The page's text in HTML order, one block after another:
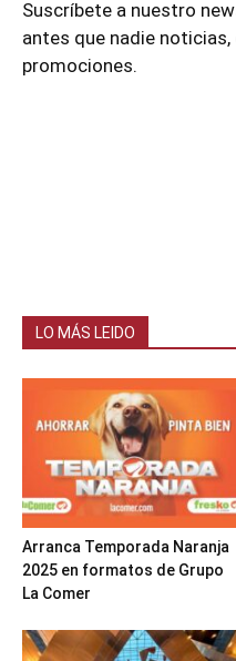
Suscríbete a nuestro
antes que nadie
promociones.
LO MÁS LEIDO
Arranca Temporada Naranja
2025 en formatos de Grupo
La Comer